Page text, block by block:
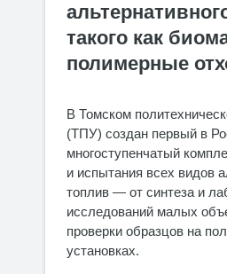
такого как
полимерные
В Томском
(ТПУ) создан первый в
многоступенчатый
и испытания всех видов
топлив — от синтеза и
исследований малых
проверки образцов на
установках.